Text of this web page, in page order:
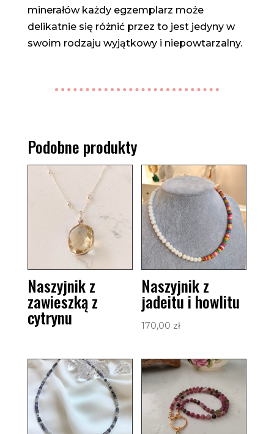
minerałów każdy egzemplarz może
delikatnie się różnić przez to jest jedyny w
swoim rodzaju wyjątkowy i niepowtarzalny.
Podobne produkty
Naszyjnik z
zawieszką z
cytrynu
Naszyjnik z
jadeitu i howlitu
170,00 zł